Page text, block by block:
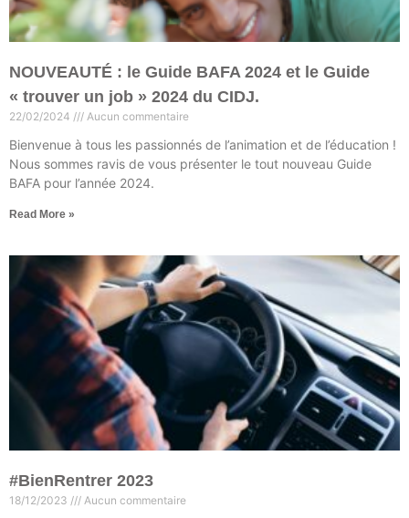
NOUVEAUTÉ : le Guide BAFA 2024 et le Guide
« trouver un job » 2024 du CIDJ.
22/02/2024 Aucun commentaire
Bienvenue à tous les passionnés de l’animation et de l’éducation !
Nous sommes ravis de vous présenter le tout nouveau Guide
BAFA pour l’année 2024.
Read More »
#BienRentrer 2023
18/12/2023 Aucun commentaire